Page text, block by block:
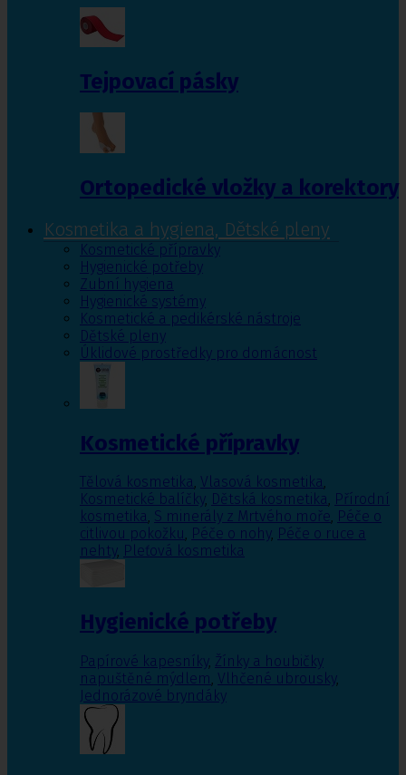
Tejpovací pásky
Ortopedické vložky a korektory
Kosmetika a hygiena, Dětské pleny
Kosmetické přípravky
Hygienické potřeby
Zubní hygiena
Hygienické systémy
Kosmetické a pedikérské nástroje
Dětské pleny
Úklidové prostředky pro domácnost
Kosmetické přípravky
Tělová kosmetika, Vlasová kosmetika,
Kosmetické balíčky, Dětská kosmetika, Přírodní
kosmetika, S minerály z Mrtvého moře, Péče o
citlivou pokožku, Péče o nohy, Péče o ruce a
nehty, Pleťová kosmetika
Hygienické potřeby
Papírové kapesníky, Žínky a houbičky
napuštěné mýdlem, Vlhčené ubrousky,
Jednorázové bryndáky